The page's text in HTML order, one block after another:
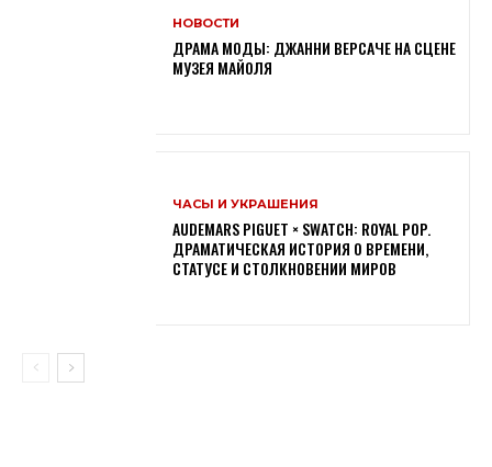
НОВОСТИ
ДРАМА МОДЫ: ДЖАННИ ВЕРСАЧЕ НА СЦЕНЕ
МУЗЕЯ МАЙОЛЯ
ЧАСЫ И УКРАШЕНИЯ
AUDEMARS PIGUET × SWATCH: ROYAL POP.
ДРАМАТИЧЕСКАЯ ИСТОРИЯ О ВРЕМЕНИ,
СТАТУСЕ И СТОЛКНОВЕНИИ МИРОВ